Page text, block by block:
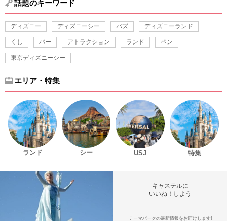
話題のキーワード
ディズニー ディズニーシー バズ ディズニーランド
くし バー アトラクション ランド ペン
東京ディズニーシー
エリア・特集
ランド シー USJ 特集
キャステルに
いいね！しよう
テーマパークの最新情報をお届けします!